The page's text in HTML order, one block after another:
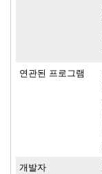
연관된 프로그램
개발자